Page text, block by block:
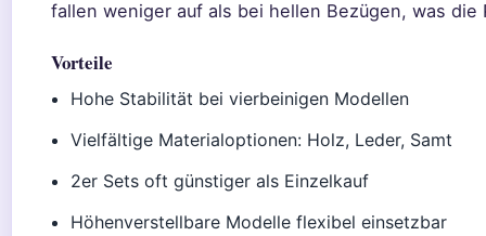
fallen weniger auf als bei hellen Bezügen, was
Vorteile
Hohe Stabilität bei vierbeinigen Modellen
Vielfältige Materialoptionen: Holz, Leder, Samt
2er Sets oft günstiger als Einzelkauf
Höhenverstellbare Modelle flexibel einsetzbar